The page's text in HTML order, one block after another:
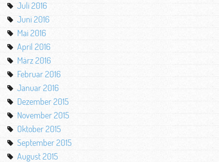
Juli 2016
Juni 2016
Mai 2016
April 2016
März 2016
Februar 2016
Januar 2016
Dezember 2015
November 2015
Oktober 2015
September 2015
August 2015